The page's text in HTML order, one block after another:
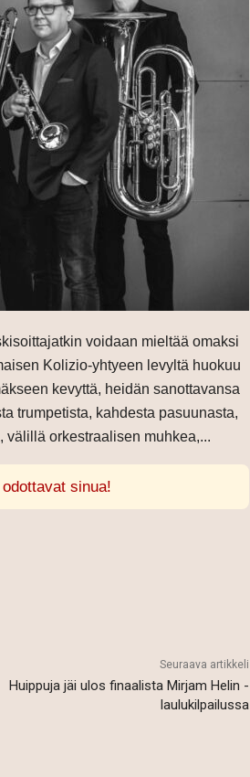
voidaan mieltää omaksi
Kolizio-yhtyeen levyltä huokuu
kevyttä, heidän sanottavansa
trumpetista, kahdesta pasuunasta,
välillä orkestraalisen muhkea,...
sinua!
Seuraava artikkeli
Huippuja jäi ulos finaalista Mirjam Helin -
laulukilpailussa